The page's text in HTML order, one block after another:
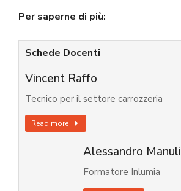
Per saperne di più:
Schede Docenti
Vincent Raffo
Tecnico per il settore carrozzeria
Read more
Alessandro Manuli
Formatore Inlumia